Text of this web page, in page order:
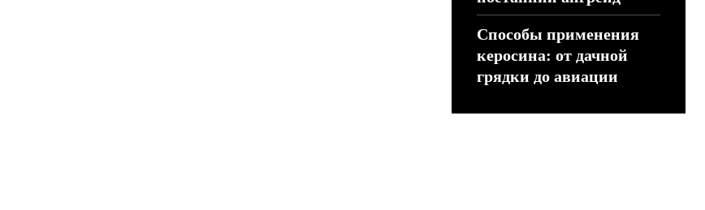
Способы применения
керосина: от дачной
грядки до авиации